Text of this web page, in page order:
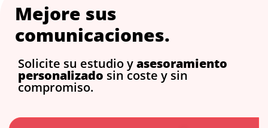
Mejore sus
comunicaciones.
Solicite su estudio yasesoramiento
personalizado sin coste y sin
compromiso.